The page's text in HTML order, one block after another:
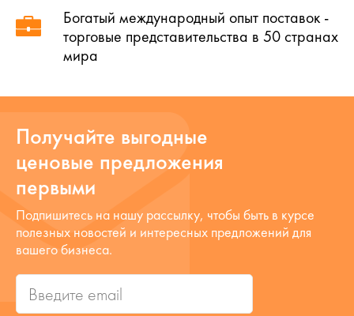
Богатый международный опыт поставок -
торговые представительства в 50 странах
мира
Получайте выгодные
ценовые предложения
первыми
Подпишитесь на нашу рассылку, чтобы быть в курсе
полезных новостей и интересных предложений для
вашего бизнеса.